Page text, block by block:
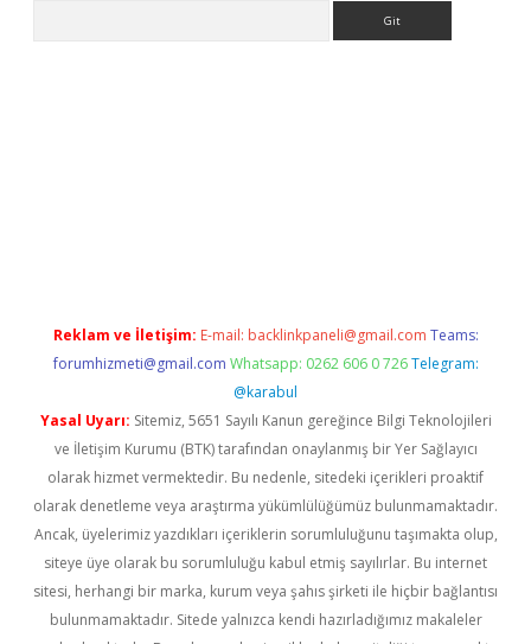
Reklam ve İletişim: E-mail: backlinkpaneli@gmail.com Teams:
forumhizmeti@gmail.com Whatsapp: 0262 606 0 726 Telegram:
@karabul
Yasal Uyarı: Sitemiz, 5651 Sayılı Kanun gereğince Bilgi Teknolojileri
ve İletişim Kurumu (BTK) tarafından onaylanmış bir Yer Sağlayıcı
olarak hizmet vermektedir. Bu nedenle, sitedeki içerikleri proaktif
olarak denetleme veya araştırma yükümlülüğümüz bulunmamaktadır.
Ancak, üyelerimiz yazdıkları içeriklerin sorumluluğunu taşımakta olup,
siteye üye olarak bu sorumluluğu kabul etmiş sayılırlar. Bu internet
sitesi, herhangi bir marka, kurum veya şahıs şirketi ile hiçbir bağlantısı
bulunmamaktadır. Sitede yalnızca kendi hazırladığımız makaleler